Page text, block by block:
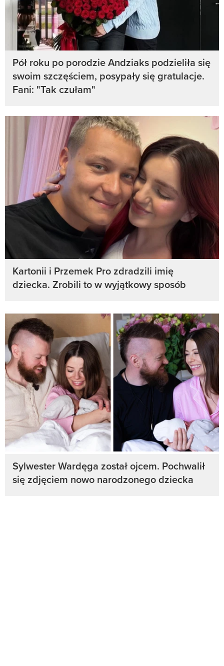
Pół roku po porodzie Andziaks podzieliła się
swoim szczęściem, posypały się gratulacje.
Fani: "Tak czułam"
Kartonii i Przemek Pro zdradzili imię
dziecka. Zrobili to w wyjątkowy sposób
Sylwester Wardęga został ojcem. Pochwalił
się zdjęciem nowo narodzonego dziecka